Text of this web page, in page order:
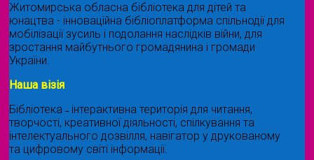
Житомирська обласна бібліотека для дітей та
юнацтва - інноваційна бібліоплатформа спільнодії для
мобілізації зусиль і подолання наслідків війни, для
зростання майбутнього громадянина і громади
України.
Наша візія
Бібліотека ˗ інтерактивна територія для читання,
творчості, креативної діяльності, спілкування та
інтелектуального дозвілля, навігатор у друкованому
та цифровому світі інформації.